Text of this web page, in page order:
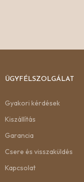
ÜGYFÉLSZOLGÁLAT
Gyakori kérdések
Kiszállítás
Garancia
Csere és visszaküldés
Kapcsolat